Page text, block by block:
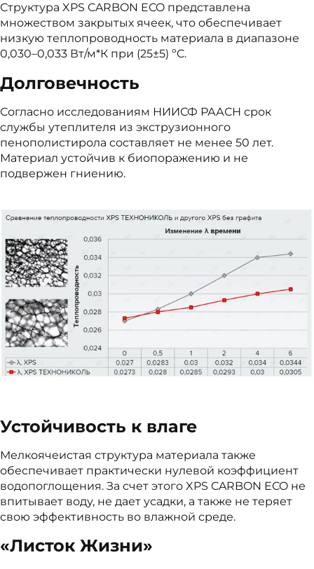
Структура XPS CARBON ECO представлена
множеством закрытых ячеек, что обеспечивает
низкую теплопроводность материала в диапазоне
0,030–0,033 Вт/м*К при (25±5) ºC.
Долговечность
Согласно исследованиям НИИСФ РААСН срок
службы утеплителя из экструзионного
пенополистирола составляет не менее 50 лет.
Материал устойчив к биопоражению и не
подвержен гниению.
Устойчивость к влаге
Мелкоячеистая структура материала также
обеспечивает практически нулевой коэффициент
водопоглощения. За счет этого XPS CARBON ECO не
впитывает воду, не дает усадки, а также не теряет
свою эффективность во влажной среде.
«Листок Жизни»